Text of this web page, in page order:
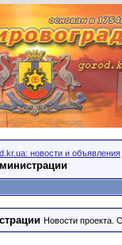
новости и объявления
Новости проекта.